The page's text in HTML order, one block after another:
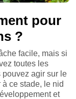
pour
?
facile, mais si
toutes les
pouvez agir sur le
ce stade, le nid
et